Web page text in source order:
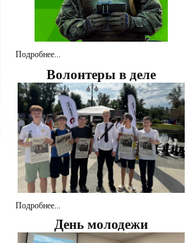
Подробнее...
Волонтеры в деле
Подробнее...
День молодежи